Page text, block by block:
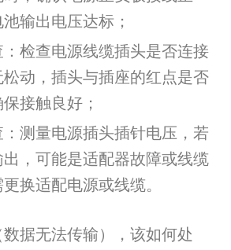
输出电压达标；
检查电源线缆插头是否连接
动，插头与插座的红点是否
接触良好；
测量电源插头插针电压，若
，可能是适配器故障或线缆
换适配电源或线缆。
据无法传输），该如何处